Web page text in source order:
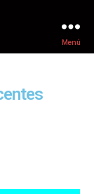
Menú